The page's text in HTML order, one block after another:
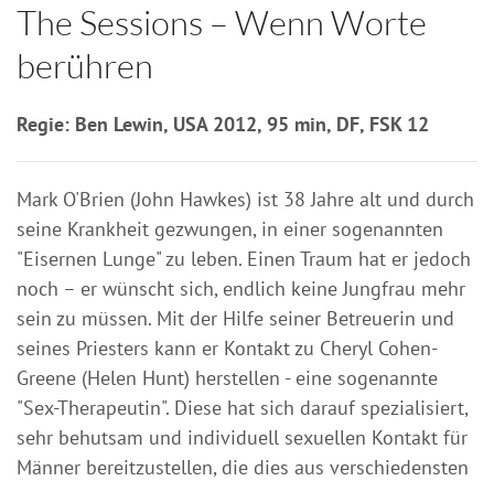
The Sessions – Wenn Worte
berühren
Regie: Ben Lewin, USA 2012, 95 min, DF, FSK 12
Mark O'Brien (John Hawkes) ist 38 Jahre alt und durch
seine Krankheit gezwungen, in einer sogenannten
"Eisernen Lunge" zu leben. Einen Traum hat er jedoch
noch – er wünscht sich, endlich keine Jungfrau mehr
sein zu müssen. Mit der Hilfe seiner Betreuerin und
seines Priesters kann er Kontakt zu Cheryl Cohen-
Greene (Helen Hunt) herstellen - eine sogenannte
"Sex-Therapeutin". Diese hat sich darauf spezialisiert,
sehr behutsam und individuell sexuellen Kontakt für
Männer bereitzustellen, die dies aus verschiedensten